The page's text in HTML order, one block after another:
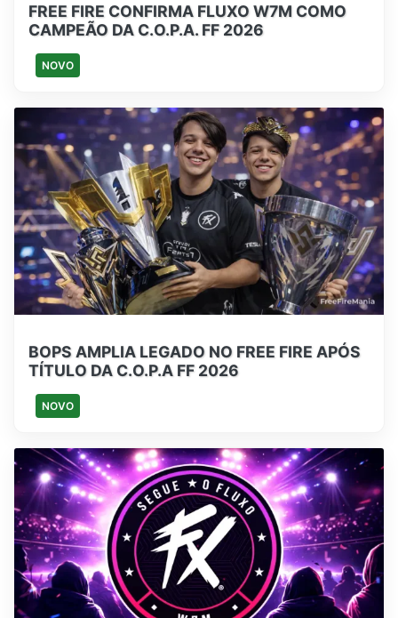
FREE FIRE CONFIRMA FLUXO W7M COMO
CAMPEÃO DA C.O.P.A. FF 2026
NOVO
BOPS AMPLIA LEGADO NO FREE FIRE APÓS
TÍTULO DA C.O.P.A FF 2026
NOVO